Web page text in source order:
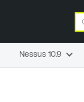
Nessus 10.9